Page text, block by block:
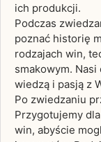
ich produkcji.
Podczas
poznać historię
rodzajach win,
smakowym.
wiedzą i pasją z
Po zwiedzaniu
Przygotujemy
win, abyście